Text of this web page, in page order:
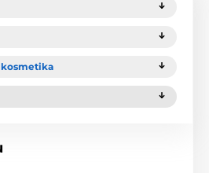
kosmetika